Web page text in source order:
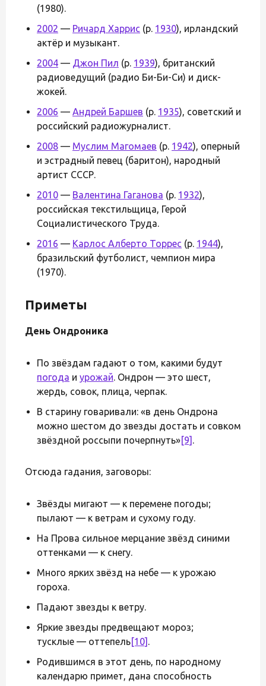
(1980).
2002 — Ричард Харрис (р. 1930), ирландский
актёр и музыкант.
2004 — Джон Пил (р. 1939), британский
радиоведущий (радио Би-Би-Си) и диск-
жокей.
2006 — Андрей Баршев (р. 1935), советский и
российский радиожурналист.
2008 — Муслим Магомаев (р. 1942), оперный
и эстрадный певец (баритон), народный
артист СССР.
2010 — Валентина Гаганова (р. 1932),
российская текстильщица, Герой
Социалистического Труда.
2016 — Карлос Алберто Торрес (р. 1944),
бразильский футболист, чемпион мира
(1970).
Приметы
День Ондроника
По звёздам гадают о том, какими будут
погода и урожай. Ондрон — это шест,
жердь, совок, плица, черпак.
В старину говаривали: «в день Ондрона
можно шестом до звезды достать и совком
звёздной россыпи почерпнуть»[9] .
Отсюда гадания, заговоры:
Звёзды мигают — к перемене погоды;
пылают — к ветрам и сухому году.
На Прова сильное мерцание звёзд синими
оттенками — к снегу.
Много ярких звёзд на небе — к урожаю
гороха.
Падают звезды к ветру.
Яркие звезды предвещают мороз;
тусклые — оттепель[10] .
Родившимся в этот день, по народному
календарю примет, дана способность